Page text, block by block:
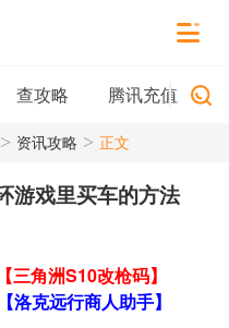
查攻略 腾讯充值
> 资讯攻略 > 正文
游戏里买车的方法
【三角洲S10改枪码】
【洛克远行商人助手】